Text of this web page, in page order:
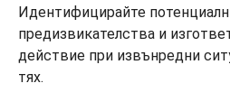
Идентифицирайте
предизвикателства и
действие при извънредни
тях.